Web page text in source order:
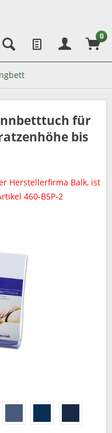
0
für
bis
Herstellerfirma Balk, ist
460-BSP-2